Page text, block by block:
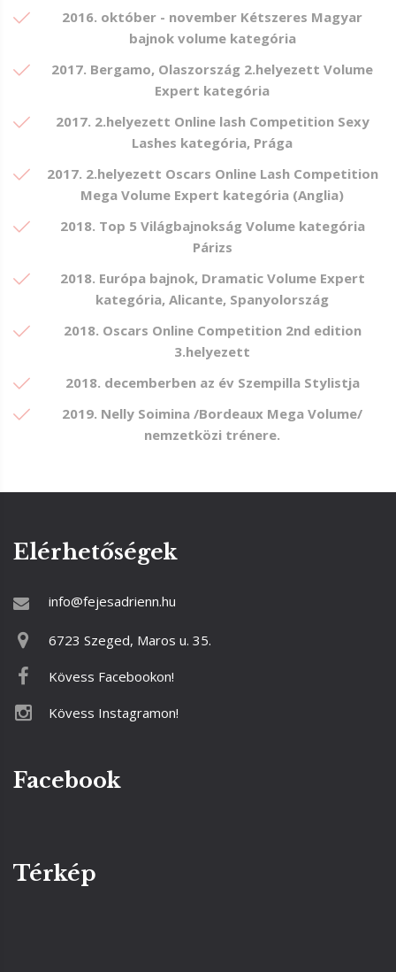
2016. október - november Kétszeres Magyar
bajnok volume kategória
2017. Bergamo, Olaszország 2.helyezett Volume
Expert kategória
2017. 2.helyezett Online lash Competition Sexy
Lashes kategória, Prága
2017. 2.helyezett Oscars Online Lash Competition
Mega Volume Expert kategória (Anglia)
2018. Top 5 Világbajnokság Volume kategória
Párizs
2018. Európa bajnok, Dramatic Volume Expert
kategória, Alicante, Spanyolország
2018. Oscars Online Competition 2nd edition
3.helyezett
2018. decemberben az év Szempilla Stylistja
2019. Nelly Soimina /Bordeaux Mega Volume/
nemzetközi trénere.
Elérhetőségek
info@fejesadrienn.hu
6723 Szeged, Maros u. 35.
Kövess Facebookon!
Kövess Instagramon!
Facebook
Térkép